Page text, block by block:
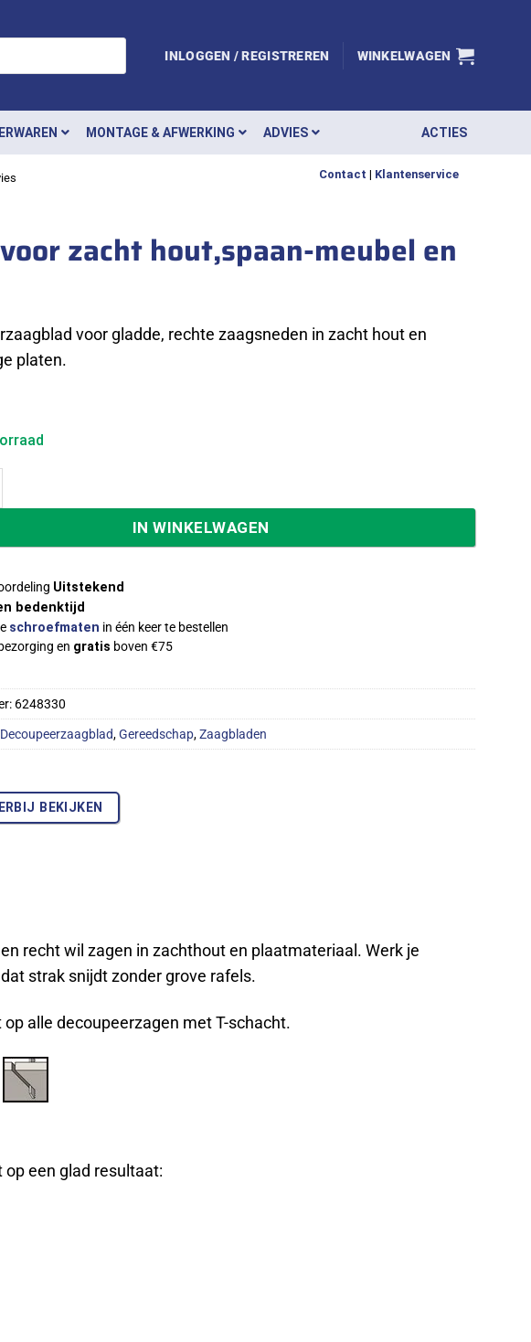
INLOGGEN / REGISTREREN WINKELWAGEN
MONTAGE & AFWERKING ADVIES ACTIES
Contact | Klantenservice
zacht hout,spaan-meubel en
voor gladde, rechte zaagsneden in zacht hout en
platen.
a 5 stuks T301CD voor zacht hout,spaan-meubel en
IN WINKELWAGEN
Uitstekend
bedenktijd
schroefmaten in één keer te bestellen
bezorging en gratis boven €75
6248330
Decoupeerzaagblad,Gereedschap,Zaagbladen
BEKIJKEN
recht wil zagen in zachthout en plaatmateriaal. Werk je
strak snijdt zonder grove rafels.
alle decoupeerzagen met T-schacht.
een glad resultaat: